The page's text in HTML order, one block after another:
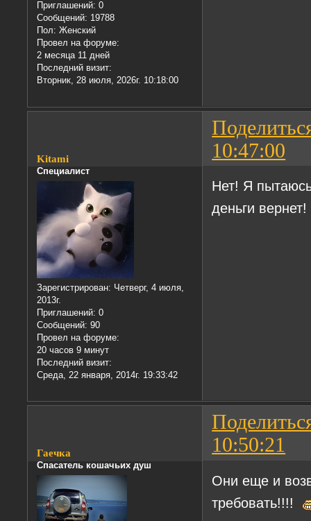
Приглашений: 0
Сообщений: 19788
Пол: Женский
Провел на форуме:
2 месяца 11 дней
Последний визит:
Вторник, 28 июля, 2026г. 10:18:00
10:47:00
Kitami
Специалист
Зарегистрирован: Четверг, 4 июля,
2013г.
Приглашений: 0
Сообщений: 90
Провел на форуме:
20 часов 9 минут
Последний визит:
Среда, 22 января, 2014г. 19:33:42
Нет! Я
деньги вернет!
10:50:21
Гаечка
Спасатель кошачьих душ
Они еще и
требовать!!!!